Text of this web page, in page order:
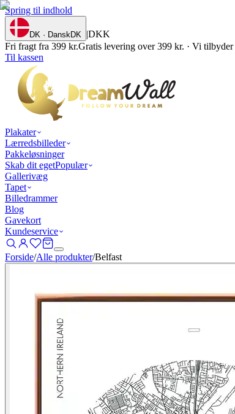
Spring til indhold
DK · DanskDK |DKK
Fri fragt fra 399 kr.Gratis levering over 399 kr. · Vi
Til kassen
Plakater
Lærredsbilleder
Pakkeløsninger
Skab dit egetPopulær
Gallerivæg
Tapet
Billedrammer
Blog
Gavekort
Kundeservice
Forside/Alle produkter/Belfast